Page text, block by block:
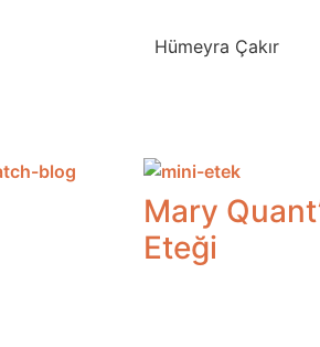
Hümeyra Çakır
Mary
Eteği